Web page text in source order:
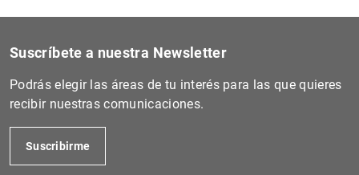
Suscríbete a nuestra Newsletter
Podrás elegir las áreas de tu interés para las que quieres
recibir nuestras comunicaciones.
Suscribirme